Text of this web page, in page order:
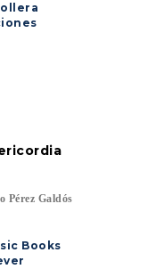
Pérez Galdós
Books